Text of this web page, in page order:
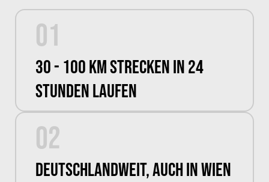
01
30 - 100 km Strecken in 24
Stunden laufen
02
Deutschlandweit, auch in Wien